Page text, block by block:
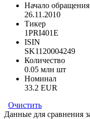
Начало обращения
26.11.2010
Тикер
1PRI401E
ISIN
SK1120004249
Количество
0.05 млн шт
Номинал
33.2 EUR
Очистить
Данные для сравнения